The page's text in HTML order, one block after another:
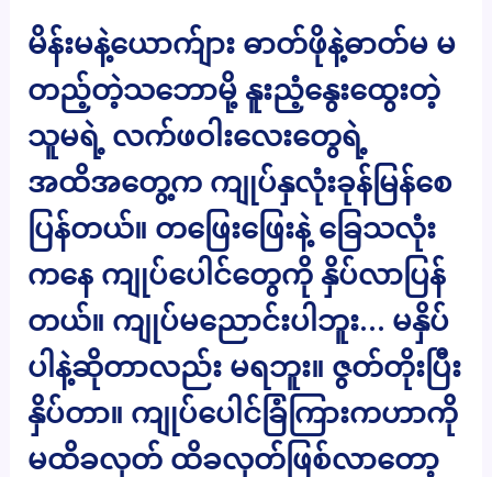
မိန်းမနဲ့ယောက်ျား ဓာတ်ဖိုနဲ့ဓာတ်မ မ
တည့်တဲ့သဘောမို့ နူးညံ့နွေးထွေးတဲ့
သူမရဲ့ လက်ဖဝါးလေးတွေရဲ့
အထိအတွေ့က ကျုပ်နှလုံးခုန်မြန်စေ
ပြန်တယ်။ တဖြေးဖြေးနဲ့ ခြေသလုံး
ကနေ ကျုပ်ပေါင်တွေကို နှိပ်လာပြန်
တယ်။ ကျုပ်မညောင်းပါဘူး… မနှိပ်
ပါနဲ့ဆိုတာလည်း မရဘူး။ ဇွတ်တိုးပြီး
နှိပ်တာ။ ကျုပ်ပေါင်ခြံကြားကဟာကို
မထိခလုတ် ထိခလုတ်ဖြစ်လာတော့